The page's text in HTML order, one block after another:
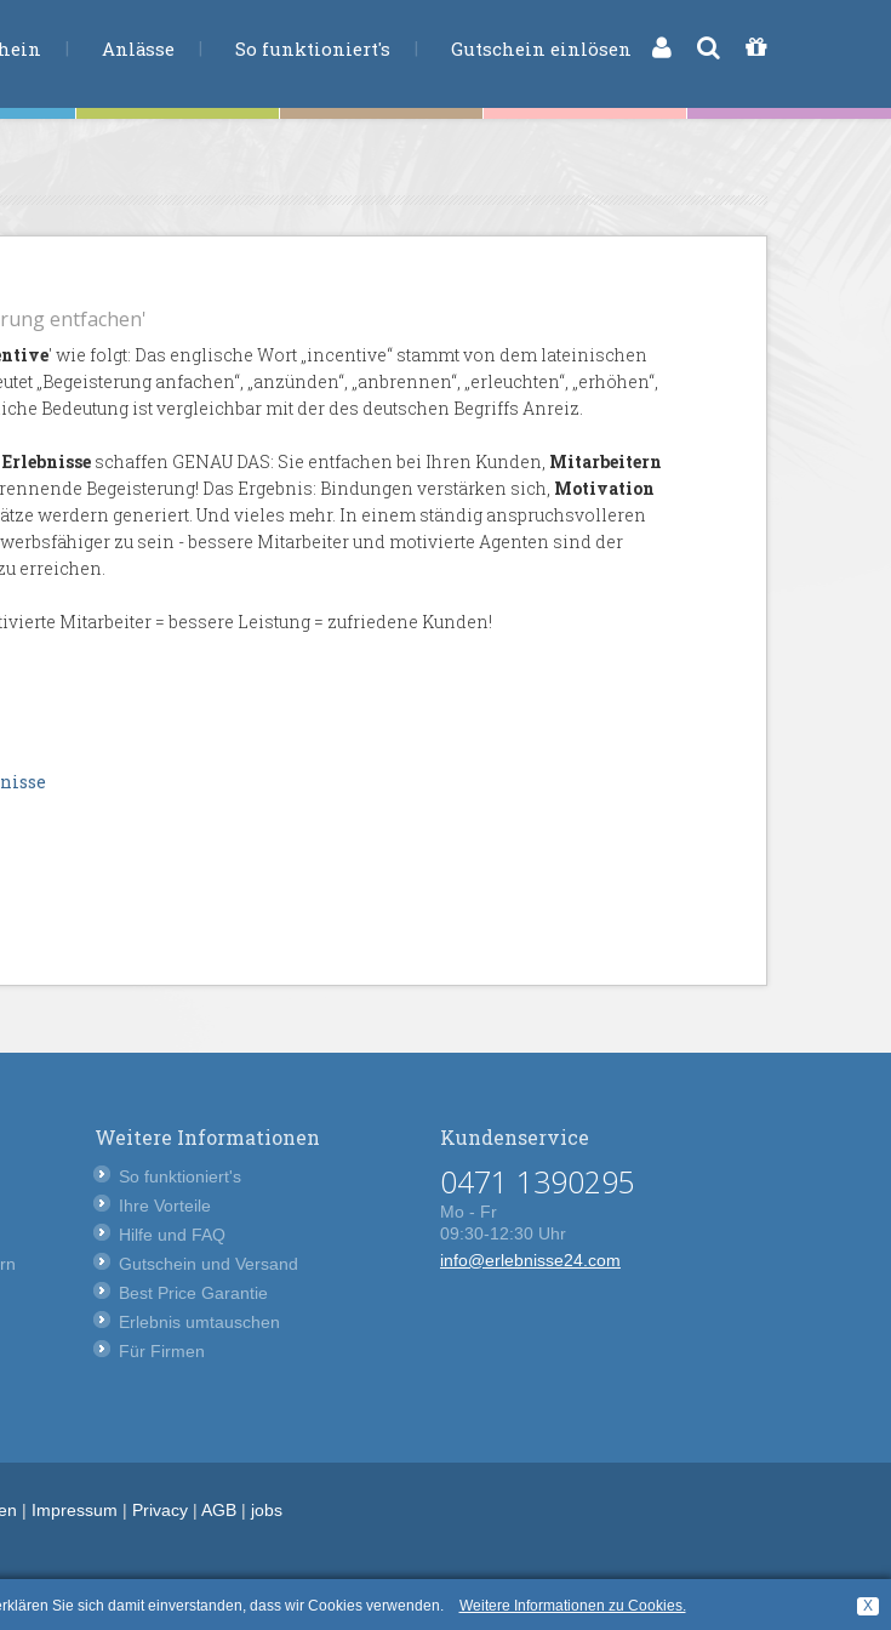
Anlässe So funktioniert's Gutschein einlösen
entfachen'
' wie folgt: Das englische Wort „incentive“ stammt von dem lateinischen
„Begeisterung anfachen“, „anzünden“, „anbrennen“, „erleuchten“, „erhöhen“,
Bedeutung ist vergleichbar mit der des deutschen Begriffs Anreiz.
Erlebnisse schaffen GENAU DAS: Sie entfachen bei Ihren Kunden, Mitarbeitern
Begeisterung! Das Ergebnis: Bindungen verstärken sich, Motivation
werdern generiert. Und vieles mehr. In einem ständig anspruchsvolleren
zu sein - bessere Mitarbeiter und motivierte Agenten sind der
erreichen.
Mitarbeiter = bessere Leistung = zufriedene Kunden!
Weitere Informationen
So funktioniert's
Ihre Vorteile
Hilfe und FAQ
Gutschein und Versand
Best Price Garantie
Erlebnis umtauschen
Für Firmen
Kundenservice
0471 1390295
Mo - Fr
09:30-12:30 Uhr
info@erlebnisse24.com
| Impressum | Privacy| AGB| jobs
X
Sie sich damit einverstanden, dass wir Cookies verwenden. Weitere Informationen zu Cookies.